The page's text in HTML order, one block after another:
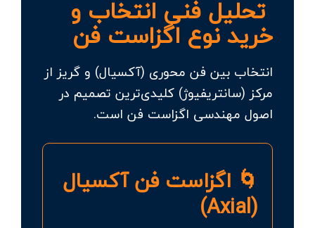
تحلیل فنی انتخاب و
خرید نوع اگزاست فن
انتخاب بین فن محوری (آکسیال) و گریز از
مرکز (سانتریفیوژ) کلیدی‌ترین تصمیم در
اصول مهندسی اگزاست فن است.
🌀 اگزاست فن آکسیال
(Axial)